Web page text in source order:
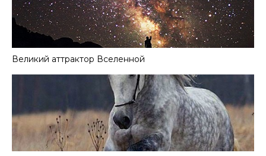
Великий аттрактор Вселенной